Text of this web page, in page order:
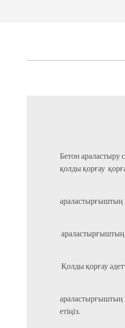
Бетон араластыру
қолды қорғау
араластырғыштың
араластырғыштың
Қолды қорғау
араластырғыштың
етіңіз.